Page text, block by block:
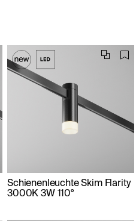
Schienenleuchte Skim Flarity
3000K 3W 110°